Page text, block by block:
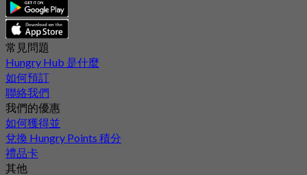
常見問題
Hungry Hub 是什麼
如何預訂
聯絡我們
我們的優惠
如何獲得並
兌換 Hungry Points 積分
禮品卡
其他